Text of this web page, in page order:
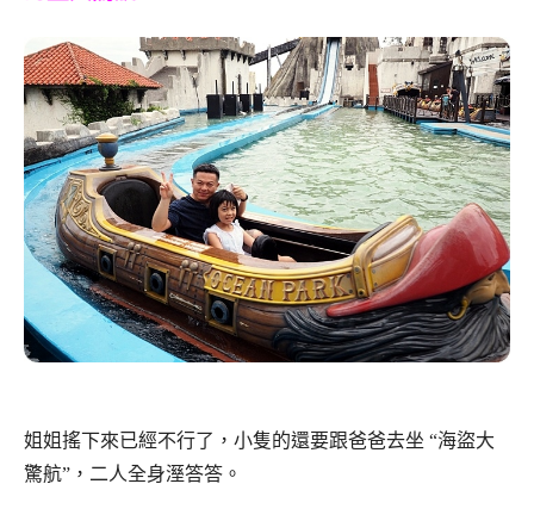
姐姐搖下來已經不行了，小隻的還要跟爸爸去坐 “海盜大
驚航”，二人全身溼答答。